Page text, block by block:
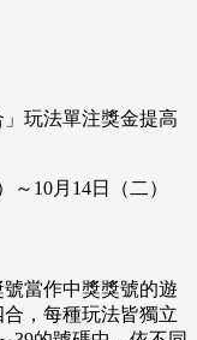
玩法單注獎金提高
～10月14日（二）
號當作中獎獎號的遊
，每種玩法皆獨立